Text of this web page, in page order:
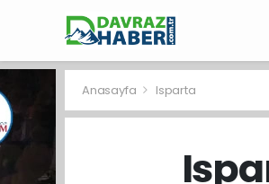
Anasayfa Isparta